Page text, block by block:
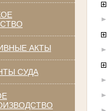
АКТЫ
СУДА